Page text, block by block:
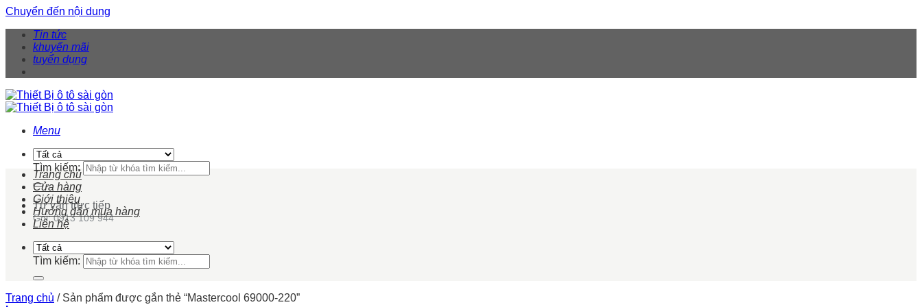
Chuyển đến nội dung
Tin tức
khuyến mãi
tuyển dụng
Menu
Tìm kiếm:
Tư vấn trực tiếp
Gọi: 0913 109 944
Trang chủ
Cửa hàng
Giới thiệu
Hướng dẫn mua hàng
Liên hệ
Tìm kiếm:
Trang chủ /Sản phẩm được gắn thẻ “Mastercool 69000-220”